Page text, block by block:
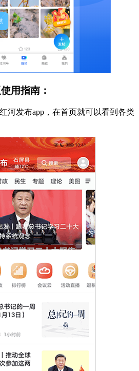
用指南：
发布app，在首页就可以看到各类